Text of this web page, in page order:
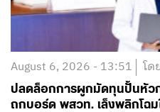
August 6, 2026 - 13:51 โด
ปลดล็อกการผูกมัดทุนปั้นหัว
ถกบอร์ด พสวท. เล็งพลิกโฉ